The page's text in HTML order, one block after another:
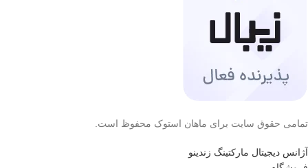
تمامی حقوق سایت برای ماهان استوک محفوظ است.
آژانس دیجیتال مارکتینگ زندینو